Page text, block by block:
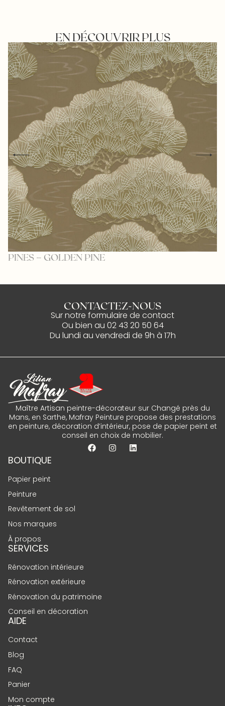
EN DÉCOUVRIR PLUS
PINES – GOLDEN PINE
CONTACTEZ-NOUS
Sur notre formulaire de contact
Ou bien au 02 43 20 50 64
Du lundi au vendredi de 9h à 17h
Maître Artisan peintre-décorateur sur Changé près du
Mans, en Sarthe, Mafray Peinture propose des prestations
en peinture, décoration d’intérieur, pose de papier peint et
conseil en choix de mobilier.
BOUTIQUE
Papier peint
Peinture
Revêtement de sol
Nos marques
À propos
SERVICES
Rénovation intérieure
Rénovation extérieure
Rénovation du patrimoine
Conseil en décoration
AIDE
Contact
Blog
FAQ
Panier
Mon compte